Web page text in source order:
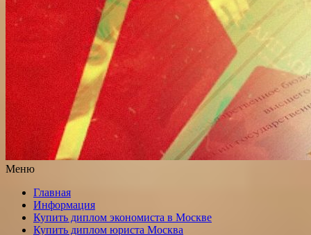
Меню
Главная
Информация
Купить диплом экономиста в Москве
Купить диплом юриста Москва